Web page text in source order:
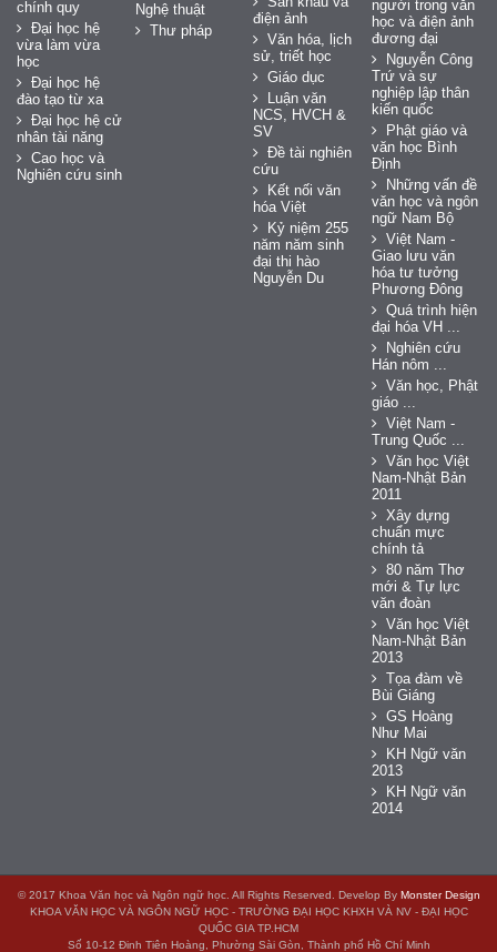
chính quy
Đại học hệ
vừa làm vừa
học
Đại học hệ
đào tạo từ xa
Đại học hệ cử
nhân tài năng
Cao học và
Nghiên cứu sinh
Nghệ thuật
Thư pháp
điện ảnh
Văn hóa, lịch
sử, triết học
Giáo dục
Luận văn
NCS, HVCH &
SV
Đề tài nghiên
cứu
Kết nối văn
hóa Việt
Kỷ niệm 255
năm năm sinh
đại thi hào
Nguyễn Du
người trong văn
học và điện ảnh
đương đại
Nguyễn Công
Trứ và sự
nghiệp lập thân
kiến quốc
Phật giáo và
văn học Bình
Định
Những vấn đề
văn học và ngôn
ngữ Nam Bộ
Việt Nam -
Giao lưu văn
hóa tư tưởng
Phương Đông
Quá trình hiện
đại hóa VH ...
Nghiên cứu
Hán nôm ...
Văn học, Phật
giáo ...
Việt Nam -
Trung Quốc ...
Văn học Việt
Nam-Nhật Bản
2011
Xây dựng
chuẩn mực
chính tả
80 năm Thơ
mới & Tự lực
văn đoàn
Văn học Việt
Nam-Nhật Bản
2013
Tọa đàm về
Bùi Giáng
GS Hoàng
Như Mai
KH Ngữ văn
2013
KH Ngữ văn
2014
© 2017 Khoa Văn học và Ngôn ngữ học. All Rights Reserved. Develop By Monster Design
KHOA VĂN HỌC VÀ NGÔN NGỮ HỌC - TRƯỜNG ĐẠI HỌC KHXH VÀ NV - ĐẠI HỌC
QUỐC GIA TP.HCM
Số 10-12 Đinh Tiên Hoàng, Phường Sài Gòn, Thành phố Hồ Chí Minh